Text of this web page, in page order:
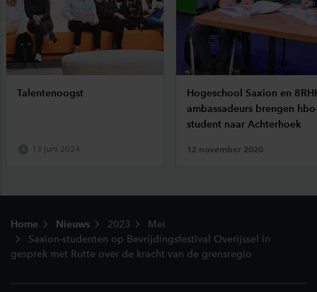
Talentenoogst
13 juni 2024
Hogeschool Saxion en
ambassadeurs brengen
student naar Achterhoek
12 november 2020
Home Nieuws 2023
Mei
Saxion-studenten op Bevrijdingsfestival Overijssel in
gesprek met Rutte over de kracht van de grensregio